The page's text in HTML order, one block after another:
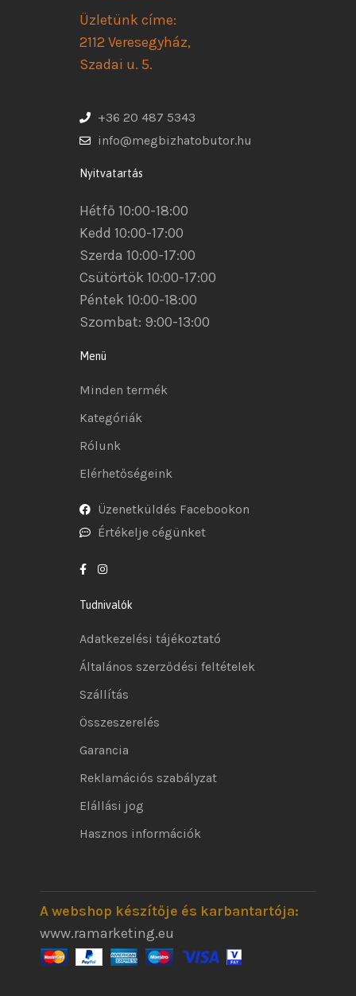
Üzletünk címe:
2112 Veresegyház,
Szadai u. 5.
+36 20 487 5343
info@megbizhatobutor.hu
Nyitvatartás
Hétfő 10:00-18:00
Kedd 10:00-17:00
Szerda 10:00-17:00
Csütörtök 10:00-17:00
Péntek 10:00-18:00
Szombat: 9:00-13:00
Menü
Minden termék
Kategóriák
Rólunk
Elérhetőségeink
Üzenetküldés Facebookon
Értékelje cégünket
Tudnivalók
Adatkezelési tájékoztató
Általános szerződési feltételek
Szállítás
Összeszerelés
Garancia
Reklamációs szabályzat
Elállási jog
Hasznos információk
A webshop készítője és karbantartója:
www.ramarketing.eu